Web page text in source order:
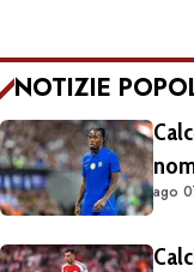
NOTIZIE
ago